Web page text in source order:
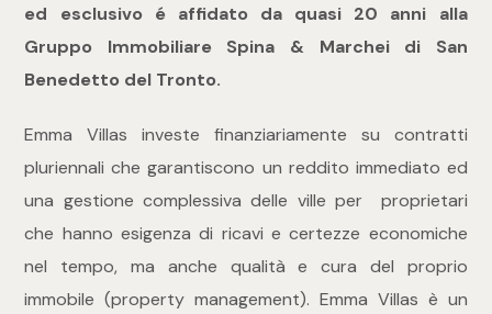
ed esclusivo é affidato da quasi 20 anni alla
Gruppo Immobiliare Spina & Marchei di San
Benedetto del Tronto.
Emma Villas investe finanziariamente su contratti
pluriennali che garantiscono un reddito immediato ed
una gestione complessiva delle ville per proprietari
che hanno esigenza di ricavi e certezze economiche
nel tempo, ma anche qualità e cura del proprio
immobile (property management). Emma Villas è un
Prezzo
Totale
mq